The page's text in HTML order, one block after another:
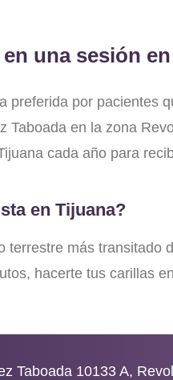
una sesión en
preferida por pacientes
Taboada en la zona
cada año para
en Tijuana?
terrestre más
hacerte tus carillas
Taboada 10133 A,